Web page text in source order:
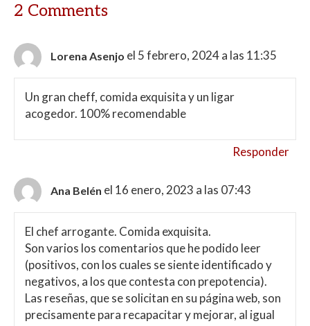
2 Comments
Lorena Asenjo el 5 febrero, 2024 a las 11:35
Un gran cheff, comida exquisita y un ligar
acogedor. 100% recomendable
Responder
Ana Belén el 16 enero, 2023 a las 07:43
El chef arrogante. Comida exquisita.
Son varios los comentarios que he podido leer
(positivos, con los cuales se siente identificado y
negativos, a los que contesta con prepotencia).
Las reseñas, que se solicitan en su página web, son
precisamente para recapacitar y mejorar, al igual